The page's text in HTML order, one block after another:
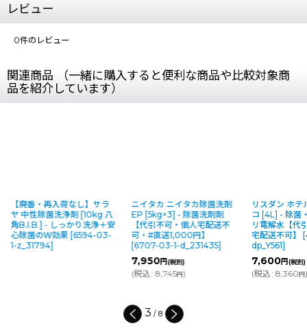
レビュー
0件のレビュー
関連商品 （一緒に購入すると便利な商品や比較対象商
品を紹介しています）
【廃番・再入荷なし】サラ
ヤ 中性除菌洗浄剤 [10kg 八
角B.I.B.] - しっかり洗浄＋安
心除菌のＷ効果 [6594-03-
1-z_31794]
ニイタカ ニイタカ除菌洗剤
EP [5kg×3] - 除菌洗剤剤
【代引不可・個人宅配送不
可・#直送1,000円】
[6707-03-1-d_231435]
7,950円(税別)
(税込: 8,745円)
リスダン ホテ
コ [4L] - 除菌
リ電解水【代
宅配送不可】
[
dp_Y561]
7,600円(税別)
(税込: 8,360円)
3 / 8